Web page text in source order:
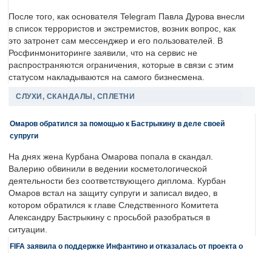
После того, как основателя Telegram Павла Дурова внесли
в список террористов и экстремистов, возник вопрос, как
это затронет сам мессенджер и его пользователей. В
Росфинмониторинге заявили, что на сервис не
распространяются ограничения, которые в связи с этим
статусом накладываются на самого бизнесмена.
СЛУХИ, СКАНДАЛЫ, СПЛЕТНИ
Омаров обратился за помощью к Бастрыкину в деле своей
супруги
На днях жена Курбана Омарова попала в скандал.
Валерию обвинили в ведении косметологической
деятельности без соответствующего диплома. Курбан
Омаров встал на защиту супруги и записал видео, в
котором обратился к главе Следственного Комитета
Александру Бастрыкину с просьбой разобраться в
ситуации.
FIFA заявила о поддержке Инфантино и отказалась от проекта о